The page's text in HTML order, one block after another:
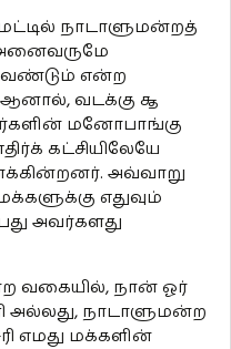
நாடாளுமன்றத்
அனைவருமே
என்ற
ஆனால், வடக்கு ௲
மனோபாங்கு
கட்சியிலேயே
அவ்வாறு
எதுவும்
அவர்களது
வகையில், நான் ஓர்
அல்லது, நாடாளுமன்ற
எமது மக்களின்